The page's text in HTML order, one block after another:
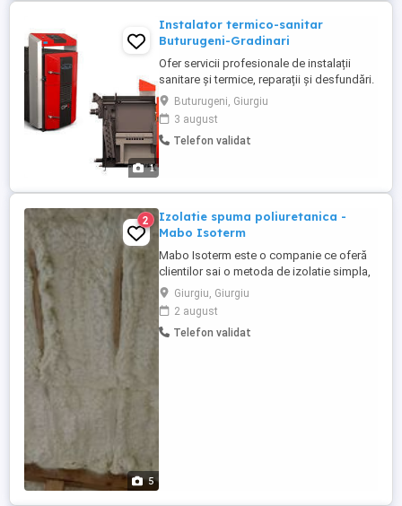
1
Instalator termico-sanitar
Buturugeni-Gradinari
Ofer servicii profesionale de instalații
sanitare și termice, reparații și desfundări.
Montez centrale termice, calorifere,
panouri solare, aeroterme, cazane termice
Montaj boilere, sifoane de pardoseală,
obiecte sanitare Instalez hidrofoare,
Buturugeni, Giurgiu
3 august
Telefon validat
5
2
Izolatie spuma poliuretanica -
Mabo Isoterm
Mabo Isoterm este o companie ce oferă
clientilor sai o metoda de izolatie simpla,
eficienta și de durata. Utilizam spumă
poliuretanica cu celula inchisa, celula
deschisa si poliuree de cea mai inaltă
calitate, produsa de cei mai mari
Giurgiu, Giurgiu
2 august
Telefon validat